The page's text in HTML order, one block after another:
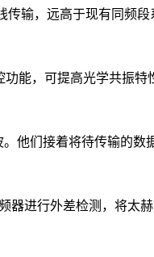
输，远高于现有同频
能，可提高光学共振特
们接着将待传输的数
进行外差检测，将太